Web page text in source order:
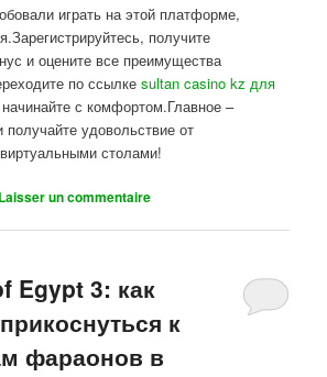
играть на этой платформе,
получите
и оцените все преимущества
по ссылкеsultan casino kz для
с комфортом.Главное –
удовольствие от
столами!
Laisser un commentaire
Egypt 3: как
к
фараонов в